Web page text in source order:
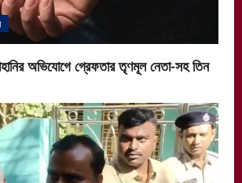
অভিযোগে গ্রেফতার তৃণমূল নেতা-সহ তিন